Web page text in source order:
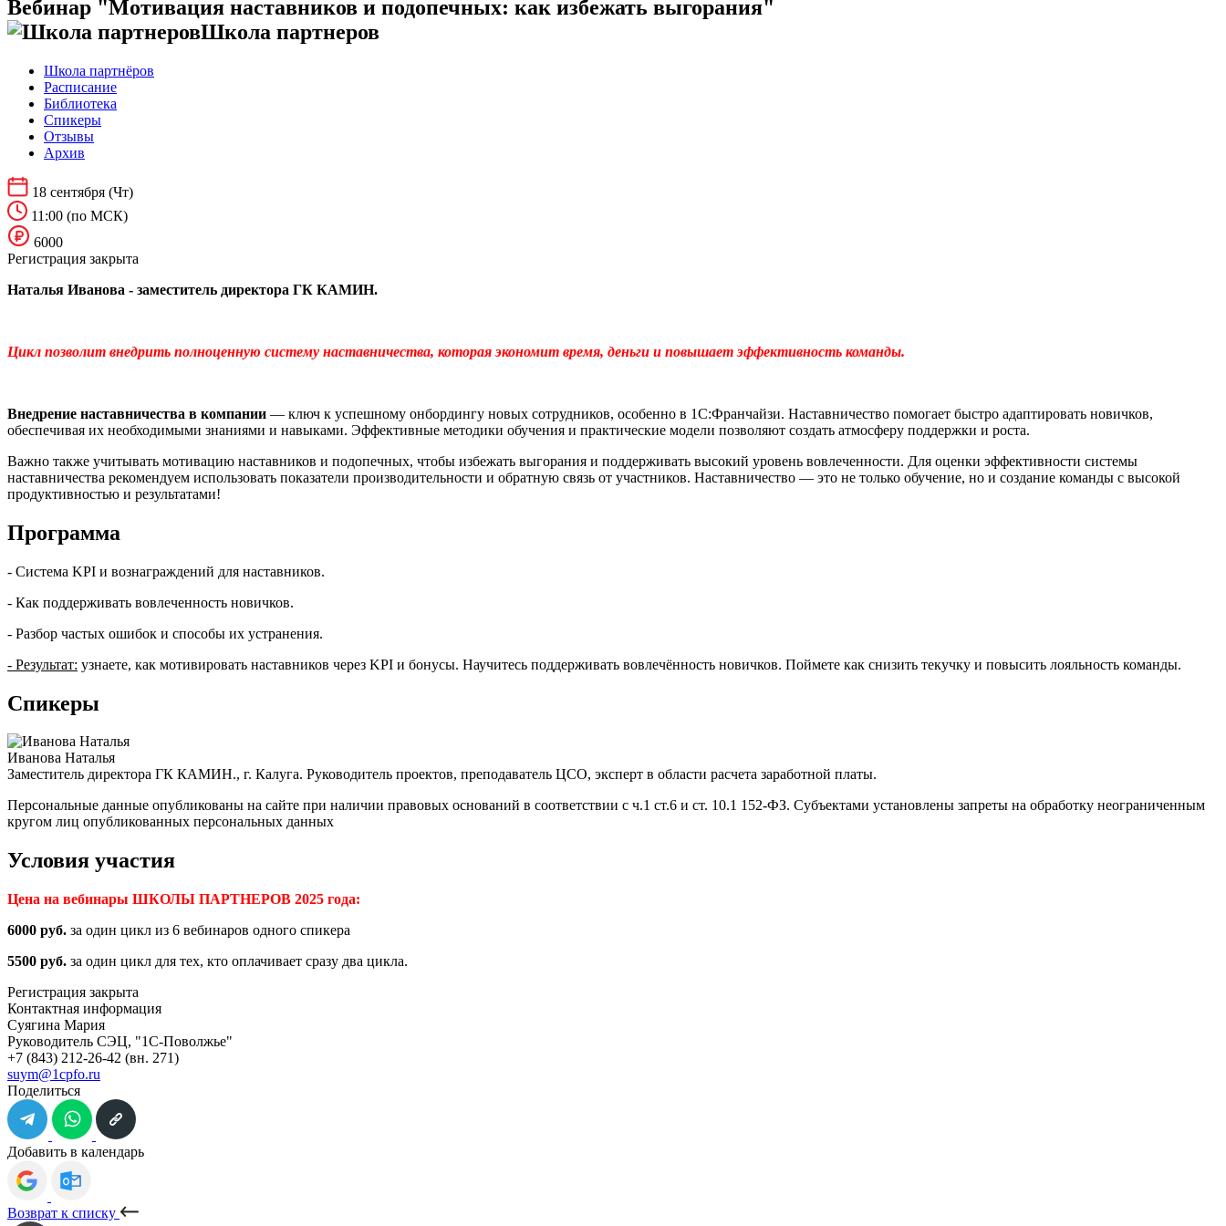
Вебинар "Мотивация наставников и подопечных: как избежать выгорания"
Школа партнеров
Школа партнёров
Расписание
Библиотека
Спикеры
Отзывы
Архив
18 сентября (Чт)
11:00 (по МСК)
6000
Регистрация закрыта
Наталья Иванова - заместитель директора ГК КАМИН.
Цикл позволит внедрить полноценную систему наставничества, которая экономит время, деньги и повышает эффективность команды.
Внедрение наставничества в компании — ключ к успешному онбордингу новых сотрудников, особенно в 1С:Франчайзи. Наставничество помогает быстро адаптировать новичков,
обеспечивая их необходимыми знаниями и навыками. Эффективные методики обучения и практические модели позволяют создать атмосферу поддержки и роста.
Важно также учитывать мотивацию наставников и подопечных, чтобы избежать выгорания и поддерживать высокий уровень вовлеченности. Для оценки эффективности системы
наставничества рекомендуем использовать показатели производительности и обратную связь от участников. Наставничество — это не только обучение, но и создание команды с высокой
продуктивностью и результатами!
Программа
- Система KPI и вознаграждений для наставников.
- Как поддерживать вовлеченность новичков.
- Разбор частых ошибок и способы их устранения.
- Результат: узнаете, как мотивировать наставников через KPI и бонусы. Научитесь поддерживать вовлечённость новичков. Поймете как снизить текучку и повысить лояльность команды.
Спикеры
Иванова Наталья
Заместитель директора ГК КАМИН., г. Калуга. Руководитель проектов, преподаватель ЦСО, эксперт в области расчета заработной платы.
Персональные данные опубликованы на сайте при наличии правовых оснований в соответствии с ч.1 ст.6 и ст. 10.1 152-ФЗ. Субъектами установлены запреты на обработку неограниченным
кругом лиц опубликованных персональных данных
Условия участия
Цена на вебинары ШКОЛЫ ПАРТНЕРОВ 2025 года:
6000 руб. за один цикл из 6 вебинаров одного спикера
5500 руб. за один цикл для тех, кто оплачивает сразу два цикла.
Регистрация закрыта
Контактная информация
Суягина Мария
Руководитель СЭЦ, "1С-Поволжье"
+7 (843) 212-26-42 (вн. 271)
suym@1cpfo.ru
Поделиться
Добавить в календарь
Возврат к списку